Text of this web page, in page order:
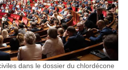
dans le dossier du chlordécone